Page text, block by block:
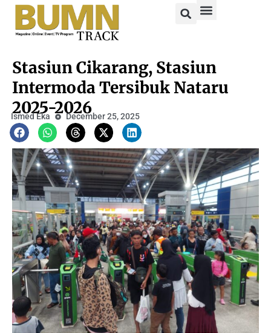
Stasiun Cikarang, Stasiun
Intermoda Tersibuk Nataru
2025-2026
Ismed Eka December 25, 2025